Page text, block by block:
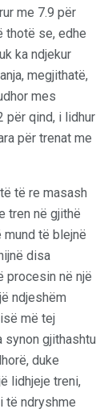
me 7.9 për
thotë se, edhe
ka ndjekur
megjithatë,
mes
për qind, i lidhur
për trenat me
të re masash
tren në gjithë
mund të blejnë
disa
procesin në një
ndjeshëm
më tej
synon gjithashtu
duke
lidhjeje treni,
të ndryshme